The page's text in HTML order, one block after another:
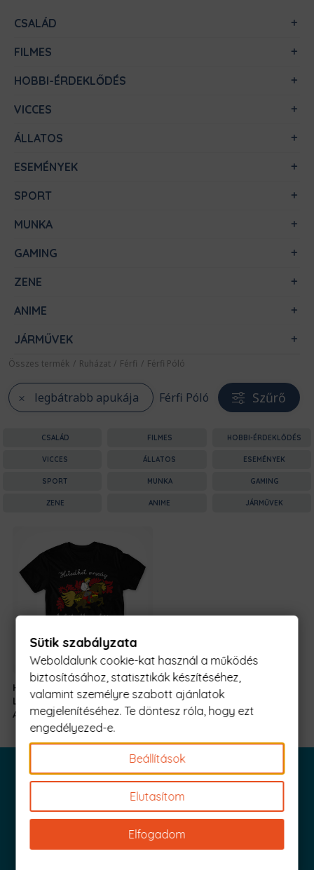
CSALÁD
FILMES
HOBBI-ÉRDEKLŐDÉS
VICCES
ÁLLATOS
ESEMÉNYEK
SPORT
MUNKA
GAMING
ZENE
ANIME
JÁRMŰVEK
Összes termék / Ruházat / Férfi / Férfi Póló
legbátrabb apukája Férfi Póló Szűrő
CSALÁD FILMES HOBBI-ÉRDEKLŐDÉS
VICCES ÁLLATOS ESEMÉNYEK
SPORT MUNKA GAMING
ZENE ANIME JÁRMŰVEK
Hetedhét Ország
Legbátrabb
Apukája
-
tól
Iratkozz fel és küldjük is az 1000 Ft értékű kuponod!
Sütik szabályzata
Weboldalunk cookie-kat használ a működés
biztosításához, statisztikák készítéséhez,
valamint személyre szabott ajánlatok
megjelenítéséhez. Te döntesz róla, hogy ezt
engedélyezed-e.
Beállítások
Elutasítom
Elfogadom